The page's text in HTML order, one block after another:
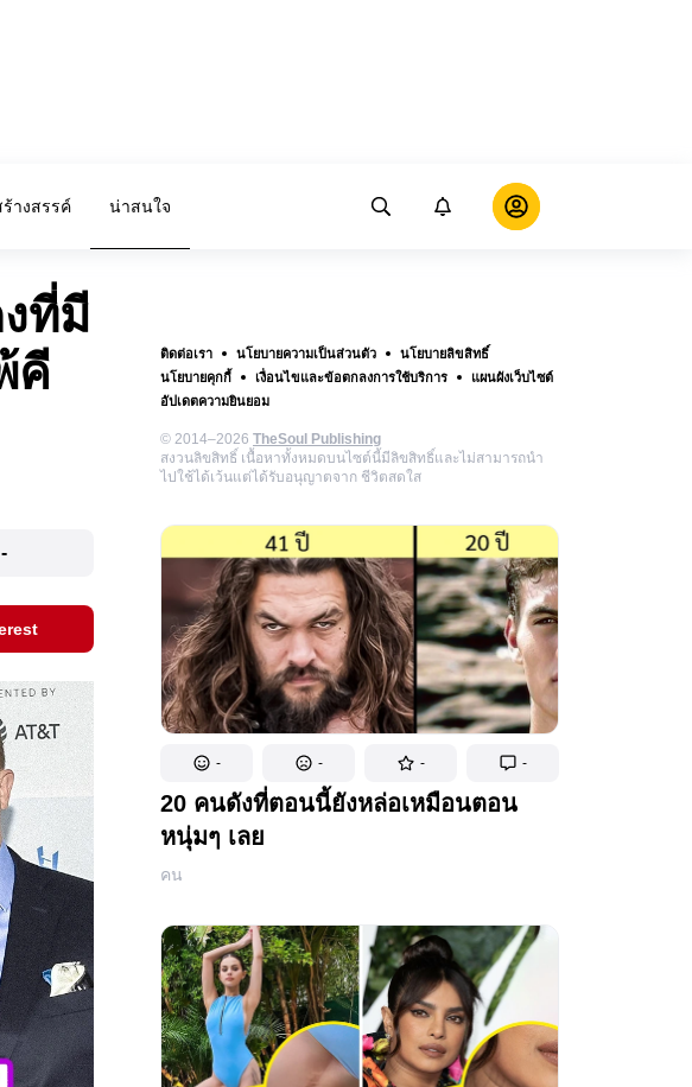
างสรรค์ น่าสนใจ
ติดต่อเรา นโยบายความเป็นส่วนตัว
นโยบายลิขสิทธิ์
นโยบายคุกกี้
เงื่อนไขและข้อตกลงการใช้บริการ
แผนผังเว็บไซต์
อัปเดตความยินยอม
© 2014–2026 TheSoul Publishing
สงวนลิขสิทธิ์ เนื้อหาทั้งหมดบนไซต์นี้มีลิขสิทธิ์และไม่สามารถนำ
ไปใช้ได้เว้นแต่ได้รับอนุญาตจาก ชีวิตสดใส
- - - -
20 คนดังที่ตอนนี้ยังหล่อเหมือนตอน
หนุ่มๆ เลย
คน
ที่มี
คี
-